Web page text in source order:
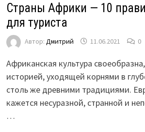
Страны Африки — 10
для туриста
Автор: Дмитрий 11.06.2021 0
Африканская культура
историей, уходящей корнями в
столь же древними традициями.
кажется несуразной, странной и
…